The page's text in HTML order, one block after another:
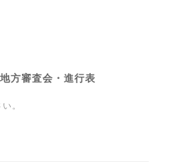
方審査会・進行表
。